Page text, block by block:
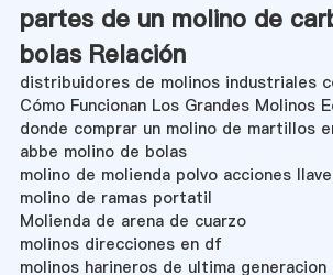
partes de un molino de
bolas Relación
distribuidores de molinos industriales
Cómo Funcionan Los Grandes Molinos
donde comprar un molino de martillos
abbe molino de bolas
molino de molienda polvo acciones
molino de ramas portatil
Molienda de arena de cuarzo
molinos direcciones en df
molinos harineros de ultima generacion